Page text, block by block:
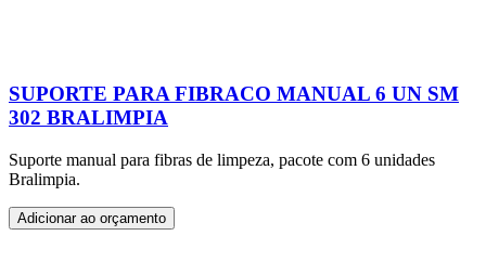
SUPORTE PARA FIBRACO MANUAL 6 UN SM
302 BRALIMPIA
Suporte manual para fibras de limpeza, pacote com 6 unidades
Bralimpia.
Adicionar ao orçamento